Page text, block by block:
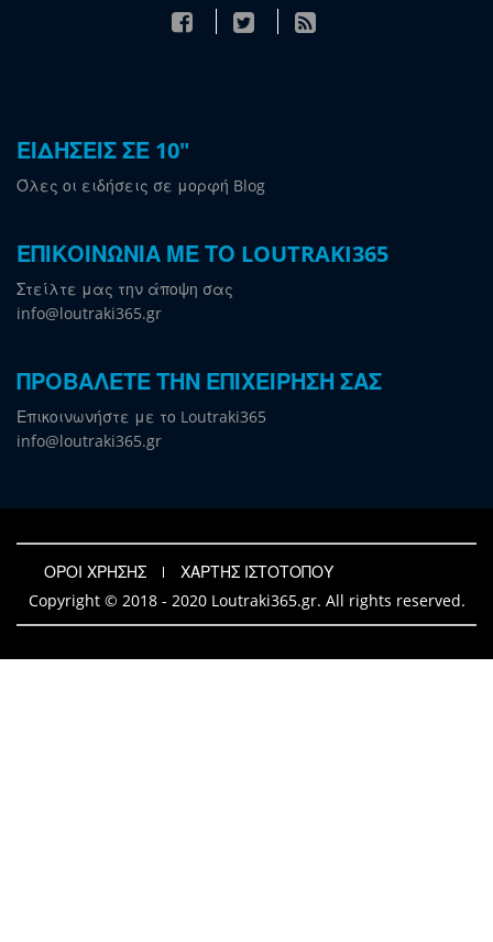
ΕΙΔΗΣΕΙΣ ΣΕ 10"
Όλες οι ειδήσεις σε μορφή Blog
ΕΠΙΚΟΙΝΩΝΙΑ ΜΕ ΤΟ LOUTRAKI365
Στείλτε μας την άποψη σας
info@loutraki365.gr
ΠΡΟΒΑΛΕΤΕ ΤΗΝ ΕΠΙΧΕΙΡΗΣΗ ΣΑΣ
Επικοινωνήστε με το Loutraki365
info@loutraki365.gr
ΟΡΟΙ ΧΡΗΣΗΣ
ΧΑΡΤΗΣ ΙΣΤΟΤΟΠΟΥ
Copyright © 2018 - 2020 Loutraki365.gr. All rights reserved.